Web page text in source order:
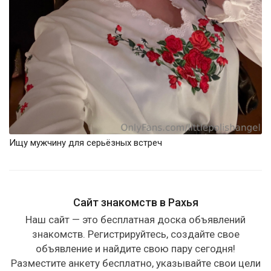
Ищу мужчину для серьёзных встреч
Сайт знакомств в Рахья
Наш сайт — это бесплатная доска объявлений
знакомств. Регистрируйтесь, создайте свое
объявление и найдите свою пару сегодня!
Разместите анкету бесплатно, указывайте свои цели